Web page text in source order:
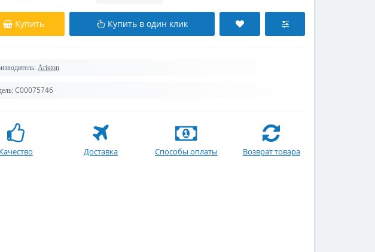
Купить Купить в один клик
Ariston
C00075746
Качество Доставка Способы оплаты Возврат товара